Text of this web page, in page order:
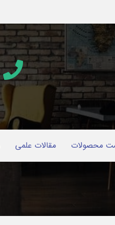
محصولات مقالات علمی